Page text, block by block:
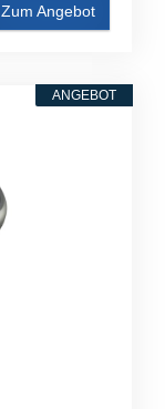
Zum Angebot
ANGEBOT